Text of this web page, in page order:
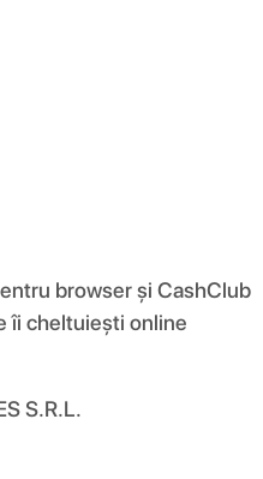
browser și CashClub
îi cheltuiești online
S.R.L.